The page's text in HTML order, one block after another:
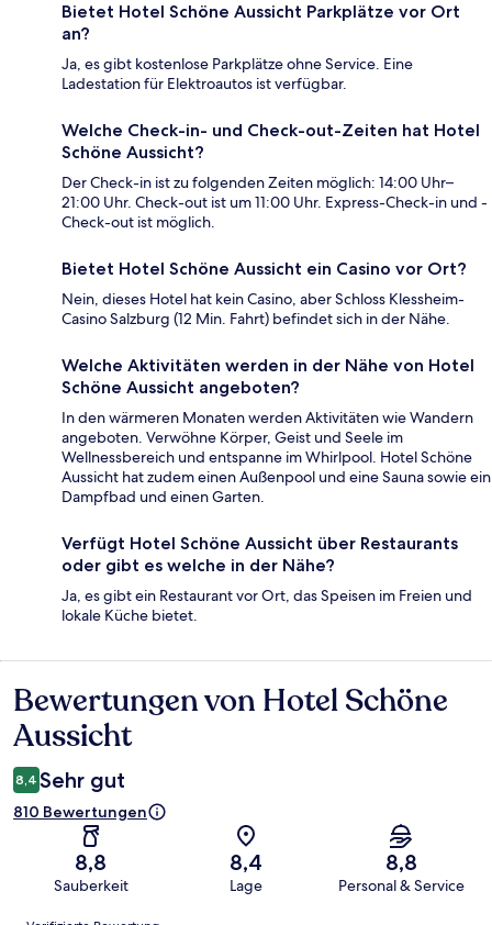
Bietet Hotel Schöne Aussicht Parkplätze vor Ort
an?
Ja, es gibt kostenlose Parkplätze ohne Service. Eine
Ladestation für Elektroautos ist verfügbar.
Welche Check-in- und Check-out-Zeiten hat Hotel
Schöne Aussicht?
Der Check-in ist zu folgenden Zeiten möglich: 14:00 Uhr–
21:00 Uhr. Check-out ist um 11:00 Uhr. Express-Check-in und -
Check-out ist möglich.
Bietet Hotel Schöne Aussicht ein Casino vor Ort?
Nein, dieses Hotel hat kein Casino, aber Schloss Klessheim-
Casino Salzburg (12 Min. Fahrt) befindet sich in der Nähe.
Welche Aktivitäten werden in der Nähe von Hotel
Schöne Aussicht angeboten?
In den wärmeren Monaten werden Aktivitäten wie Wandern
angeboten. Verwöhne Körper, Geist und Seele im
Wellnessbereich und entspanne im Whirlpool. Hotel Schöne
Aussicht hat zudem einen Außenpool und eine Sauna sowie ein
Dampfbad und einen Garten.
Verfügt Hotel Schöne Aussicht über Restaurants
oder gibt es welche in der Nähe?
Ja, es gibt ein Restaurant vor Ort, das Speisen im Freien und
lokale Küche bietet.
Bewertungen
Bewertungen von Hotel Schöne
Aussicht
8,4 Sehr gut
810 Bewertungen
8,8
Sauberkeit
8,4
Lage
8,8
Personal & Service